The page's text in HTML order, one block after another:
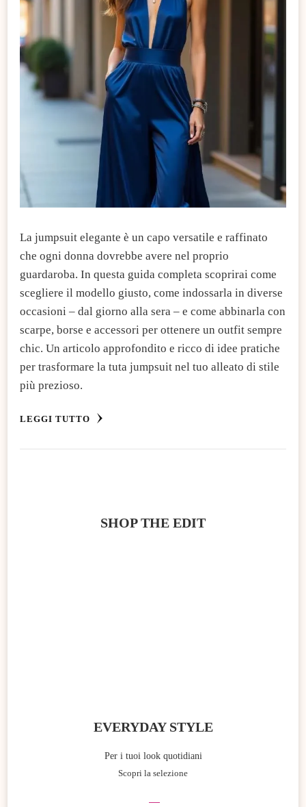
La jumpsuit elegante è un capo versatile e raffinato
che ogni donna dovrebbe avere nel proprio
guardaroba. In questa guida completa scoprirai come
scegliere il modello giusto, come indossarla in diverse
occasioni – dal giorno alla sera – e come abbinarla con
scarpe, borse e accessori per ottenere un outfit sempre
chic. Un articolo approfondito e ricco di idee pratiche
per trasformare la tuta jumpsuit nel tuo alleato di stile
più prezioso.
LEGGI TUTTO
SHOP THE EDIT
EVERYDAY STYLE
Per i tuoi look quotidiani
Scopri la selezione